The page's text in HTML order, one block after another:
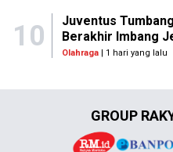
10
Juventus
Berakhir Imbang
Olahraga| 1 hari yang lalu
GROUP